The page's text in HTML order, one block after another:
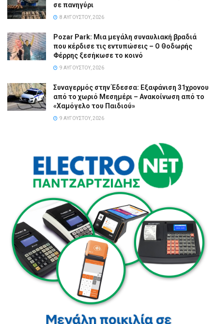
σε πανηγύρι
8 ΑΥΓΟΎΣΤΟΥ, 2026
Pozar Park: Μια μεγάλη συναυλιακή βραδιά
που κέρδισε τις εντυπώσεις – Ο Θοδωρής
Φέρρης ξεσήκωσε το κοινό
9 ΑΥΓΟΎΣΤΟΥ, 2026
Συναγερμός στην Έδεσσα: Εξαφάνιση 31χρονου
από το χωριό Μεσημέρι – Ανακοίνωση από το
«Χαμόγελο του Παιδιού»
9 ΑΥΓΟΎΣΤΟΥ, 2026